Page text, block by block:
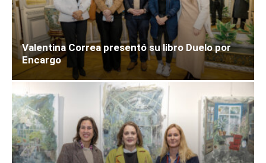
Valentina Correa presentó su libro Duelo por
Encargo